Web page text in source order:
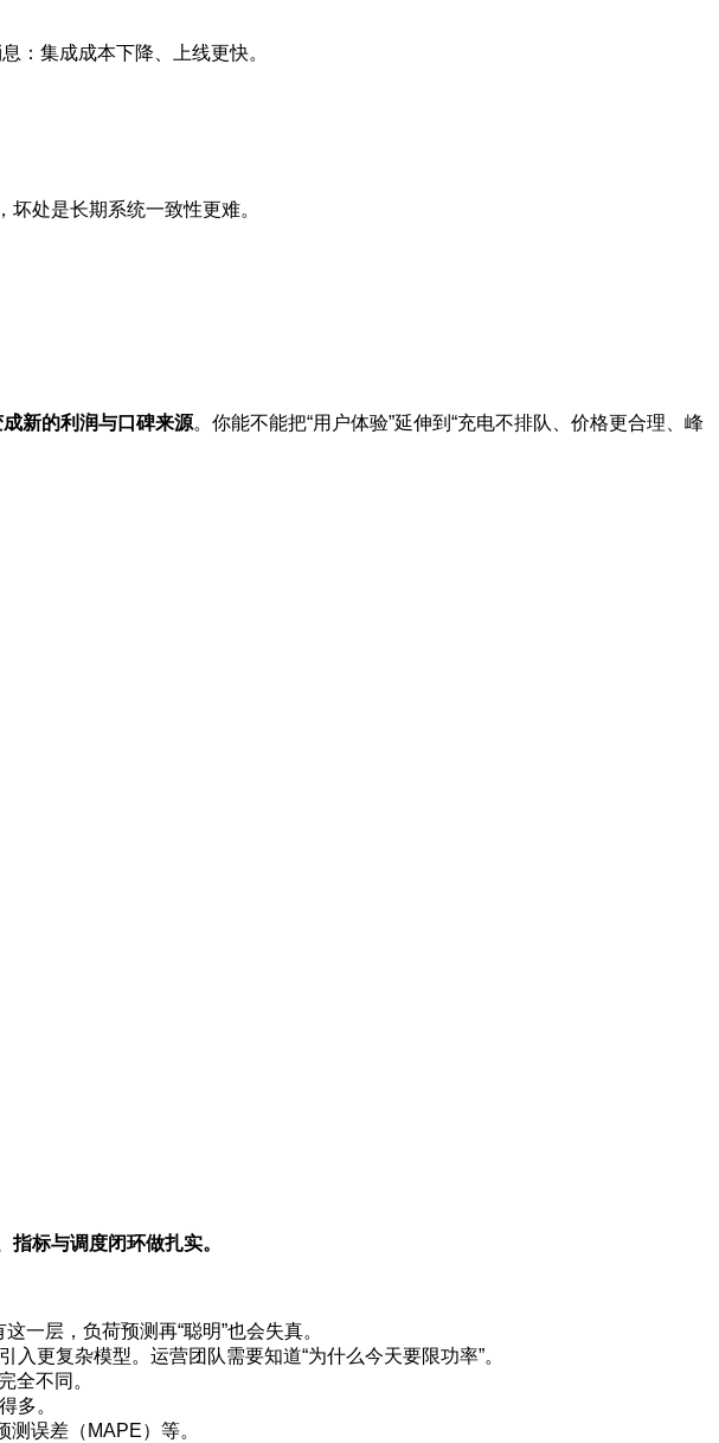
：集成成本下降、上线更快。
坏处是长期系统一致性更难。
新的利润与口碑来源。你能不能把“用户体验”延伸到“充电不排队、价格更合理、峰
标与调度闭环做扎实。
一层，负荷预测再“聪明”也会失真。
更复杂模型。运营团队需要知道“为什么今天要限功率”。
全不同。
多。
误差（MAPE）等。